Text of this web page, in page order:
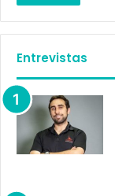
Entrevistas